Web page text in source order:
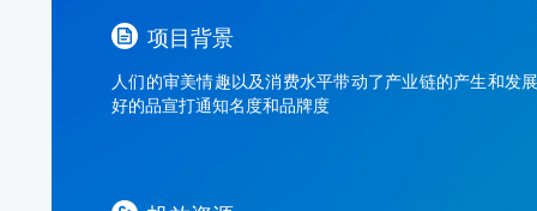
项目背景
人们的审美情趣以及消费水平带动了产业链的产生和发
好的品宣打通知名度和品牌度